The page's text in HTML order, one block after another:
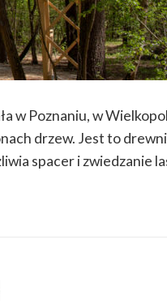
w Poznaniu, w
drzew. Jest to
spacer i zwiedzanie